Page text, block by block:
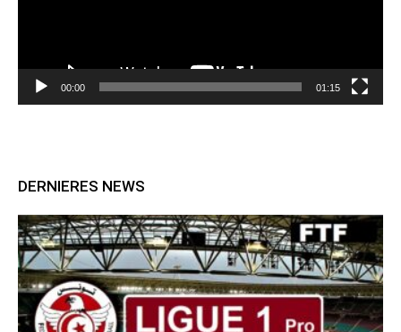
00:00 01:15
DERNIERES NEWS